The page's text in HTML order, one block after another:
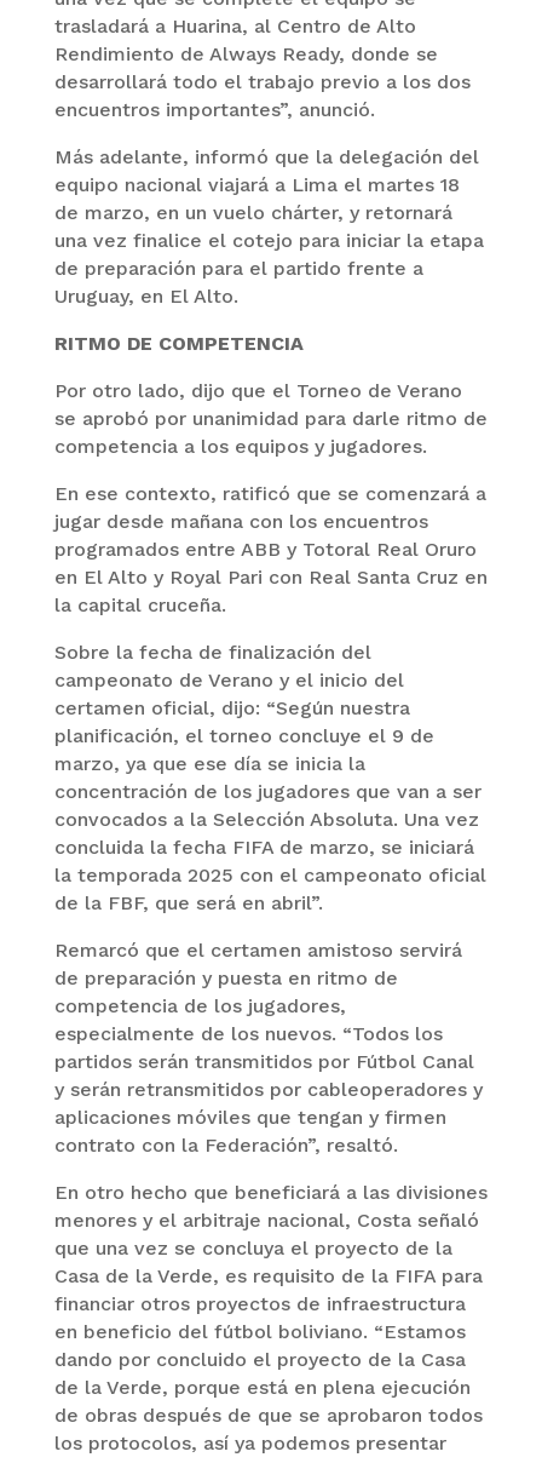
trasladará a Huarina, al Centro de Alto
Rendimiento de Always Ready, donde se
desarrollará todo el trabajo previo a los dos
encuentros importantes”, anunció.
Más adelante, informó que la delegación del
equipo nacional viajará a Lima el martes 18
de marzo, en un vuelo chárter, y retornará
una vez finalice el cotejo para iniciar la etapa
de preparación para el partido frente a
Uruguay, en El Alto.
RITMO DE COMPETENCIA
Por otro lado, dijo que el Torneo de Verano
se aprobó por unanimidad para darle ritmo de
competencia a los equipos y jugadores.
En ese contexto, ratificó que se comenzará a
jugar desde mañana con los encuentros
programados entre ABB y Totoral Real Oruro
en El Alto y Royal Pari con Real Santa Cruz en
la capital cruceña.
Sobre la fecha de finalización del
campeonato de Verano y el inicio del
certamen oficial, dijo: “Según nuestra
planificación, el torneo concluye el 9 de
marzo, ya que ese día se inicia la
concentración de los jugadores que van a ser
convocados a la Selección Absoluta. Una vez
concluida la fecha FIFA de marzo, se iniciará
la temporada 2025 con el campeonato oficial
de la FBF, que será en abril”.
Remarcó que el certamen amistoso servirá
de preparación y puesta en ritmo de
competencia de los jugadores,
especialmente de los nuevos. “Todos los
partidos serán transmitidos por Fútbol Canal
y serán retransmitidos por cableoperadores y
aplicaciones móviles que tengan y firmen
contrato con la Federación”, resaltó.
En otro hecho que beneficiará a las divisiones
menores y el arbitraje nacional, Costa señaló
que una vez se concluya el proyecto de la
Casa de la Verde, es requisito de la FIFA para
financiar otros proyectos de infraestructura
en beneficio del fútbol boliviano. “Estamos
dando por concluido el proyecto de la Casa
de la Verde, porque está en plena ejecución
de obras después de que se aprobaron todos
los protocolos, así ya podemos presentar